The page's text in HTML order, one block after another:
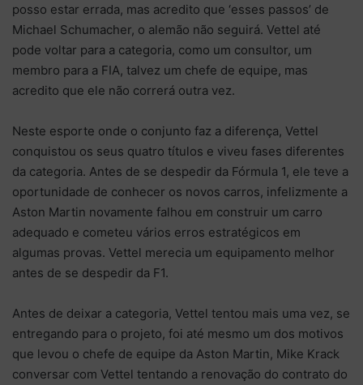
posso estar errada, mas acredito que ‘esses passos’ de
Michael Schumacher, o alemão não seguirá. Vettel até
pode voltar para a categoria, como um consultor, um
membro para a FIA, talvez um chefe de equipe, mas
acredito que ele não correrá outra vez.
Neste esporte onde o conjunto faz a diferença, Vettel
conquistou os seus quatro títulos e viveu fases diferentes
da categoria. Antes de se despedir da Fórmula 1, ele teve a
oportunidade de conhecer os novos carros, infelizmente a
Aston Martin novamente falhou em construir um carro
adequado e cometeu vários erros estratégicos em
algumas provas. Vettel merecia um equipamento melhor
antes de se despedir da F1.
Antes de deixar a categoria, Vettel tentou mais uma vez, se
entregando para o projeto, foi até mesmo um dos motivos
que levou o chefe de equipe da Aston Martin, Mike Krack
conversar com Vettel tentando a renovação do contrato do